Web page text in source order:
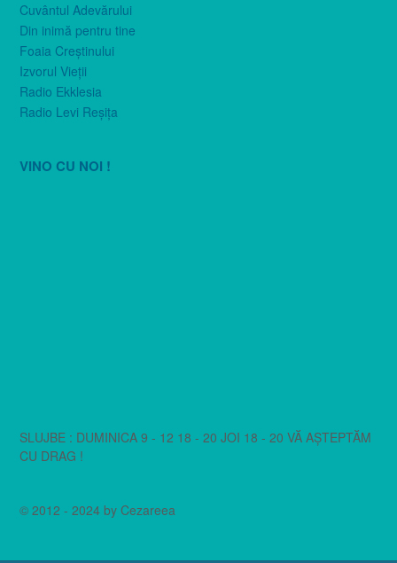
Cuvântul Adevărului
Din inimă pentru tine
Foaia Creştinului
Izvorul Vieţii
Radio Ekklesia
Radio Levi Reşiţa
VINO CU NOI !
SLUJBE : DUMINICA 9 - 12 18 - 20 JOI 18 - 20 VĂ AȘTEPTĂM
CU DRAG !
© 2012 - 2024 by Cezareea